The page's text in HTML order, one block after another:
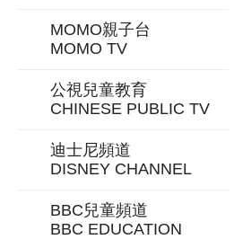
MOMO親子台
MOMO TV
公視兒童教育
CHINESE PUBLIC TV
迪士尼頻道
DISNEY CHANNEL
BBC兒童頻道
BBC EDUCATION